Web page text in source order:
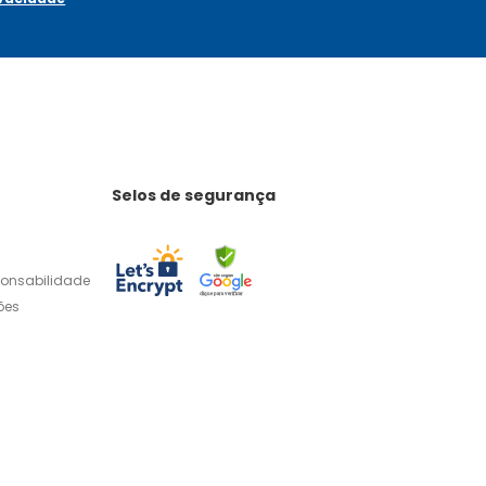
Selos de segurança